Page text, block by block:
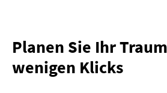
Planen Sie Ihr
wenigen Klicks